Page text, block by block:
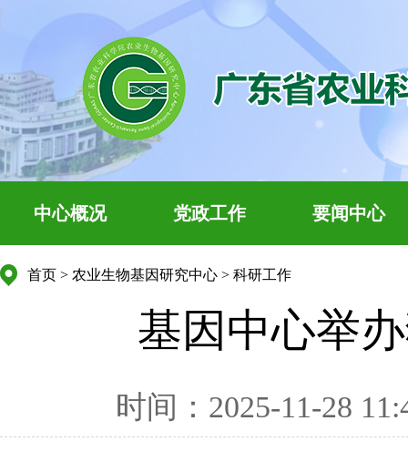
中心概况 党政工作 要闻中心
首页 > 农业生物基因研究中心 > 科研工作
基因中心举
时间：2025-11-28